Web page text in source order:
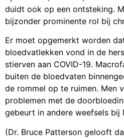
duidt ook op een ontsteking.
bijzonder prominente rol bij
Er moet opgemerkt worden
bloedvatlekken vond in de
stierven aan COVID-19.
buiten de bloedvaten
de rommel op te ruimen. Men
problemen met de
gebeurt in andere weefsels bij
(Dr. Bruce Patterson gelooft